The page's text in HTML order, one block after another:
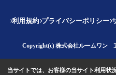
利用規約 プライバシーポリシー
Copyright(c) 株式会社ルームワン
当サイトでは、お客様の当サイト利用状